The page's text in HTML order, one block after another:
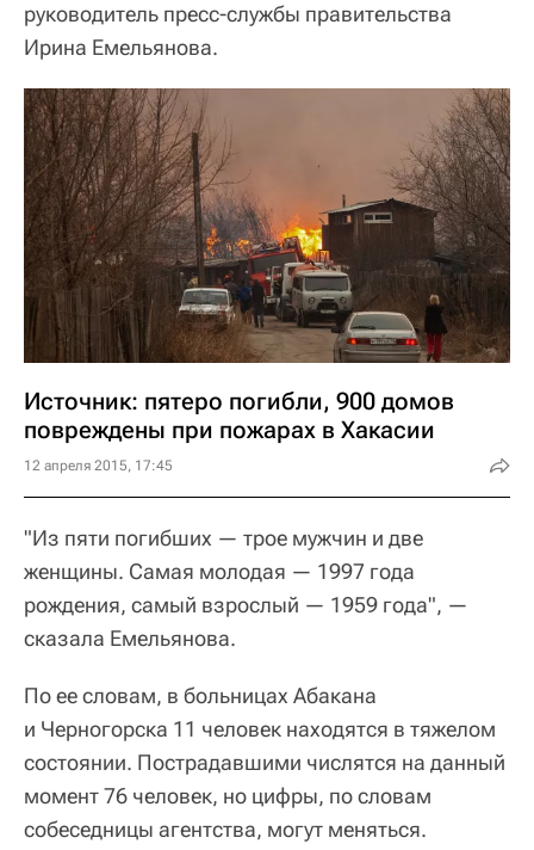
руководитель пресс-службы правительства
Ирина Емельянова.
Источник: пятеро погибли, 900 домов
повреждены при пожарах в Хакасии
12 апреля 2015, 17:45
"Из пяти погибших — трое мужчин и две
женщины. Самая молодая — 1997 года
рождения, самый взрослый — 1959 года", —
сказала Емельянова.
По ее словам, в больницах Абакана
и Черногорска 11 человек находятся в тяжелом
состоянии. Пострадавшими числятся на данный
момент 76 человек, но цифры, по словам
собеседницы агентства, могут меняться.